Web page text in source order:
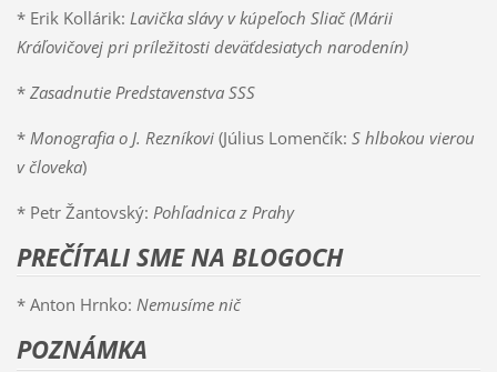
* Erik Kollárik: Lavička slávy v kúpeľoch Sliač (Márii
Kráľovičovej pri príležitosti deväťdesiatych narodenín)
* Zasadnutie Predstavenstva SSS
* Monografia o J. Rezníkovi(Július Lomenčík: S hlbokou vierou
v človeka)
* Petr Žantovský: Pohľadnica z Prahy
PREČÍTALI SME NA BLOGOCH
* Anton Hrnko: Nemusíme nič
POZNÁMKA